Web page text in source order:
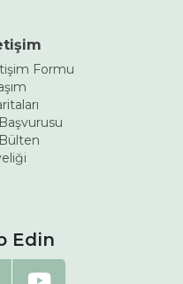
Formu
Edin